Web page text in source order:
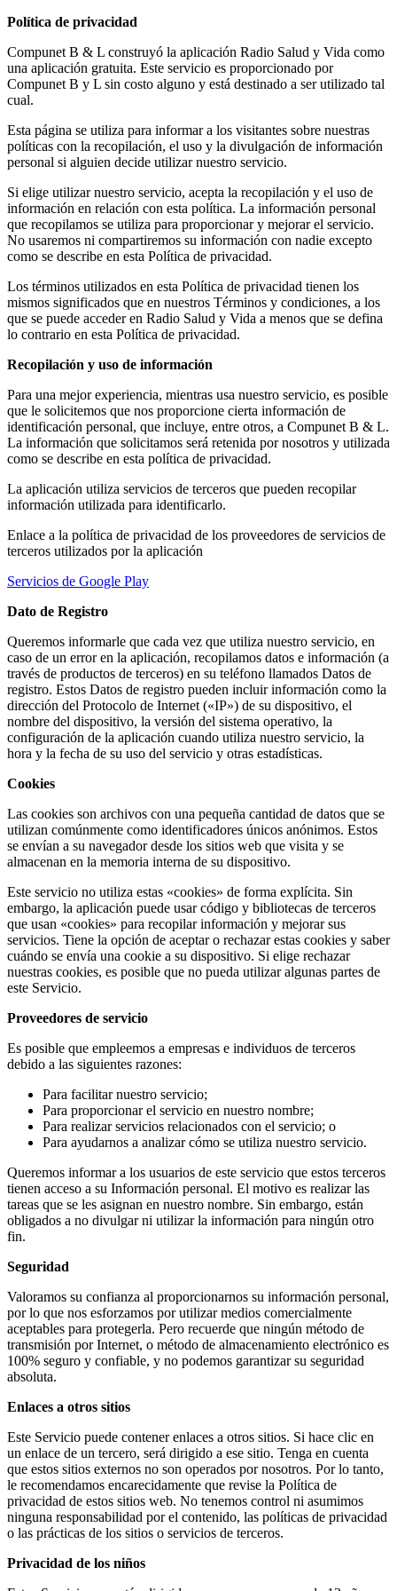
panel
paketleri
panel
panel
panel
panel
panel
panel
panel
panel
panel
panel
panel
panel
panel
panel
satın al
satın al
panel
panel
panel
panel
panel
panel
panel
panel
panel
panel
panel
panel
panel
panel
panel
panel
Panel
oku
Panel
Política de privacidad
Compunet B & L construyó la aplicación Radio Salud y Vida como
una aplicación gratuita. Este servicio es proporcionado por
Compunet B y L sin costo alguno y está destinado a ser utilizado tal
cual.
Esta página se utiliza para informar a los visitantes sobre nuestras
políticas con la recopilación, el uso y la divulgación de información
personal si alguien decide utilizar nuestro servicio.
Si elige utilizar nuestro servicio, acepta la recopilación y el uso de
información en relación con esta política. La información personal
que recopilamos se utiliza para proporcionar y mejorar el servicio.
No usaremos ni compartiremos su información con nadie excepto
como se describe en esta Política de privacidad.
Los términos utilizados en esta Política de privacidad tienen los
mismos significados que en nuestros Términos y condiciones, a los
que se puede acceder en Radio Salud y Vida a menos que se defina
lo contrario en esta Política de privacidad.
Recopilación y uso de información
Para una mejor experiencia, mientras usa nuestro servicio, es posible
que le solicitemos que nos proporcione cierta información de
identificación personal, que incluye, entre otros, a Compunet B & L.
La información que solicitamos será retenida por nosotros y utilizada
como se describe en esta política de privacidad.
La aplicación utiliza servicios de terceros que pueden recopilar
información utilizada para identificarlo.
Enlace a la política de privacidad de los proveedores de servicios de
terceros utilizados por la aplicación
Servicios de Google Play
Dato de Registro
Queremos informarle que cada vez que utiliza nuestro servicio, en
caso de un error en la aplicación, recopilamos datos e información (a
través de productos de terceros) en su teléfono llamados Datos de
registro. Estos Datos de registro pueden incluir información como la
dirección del Protocolo de Internet («IP») de su dispositivo, el
nombre del dispositivo, la versión del sistema operativo, la
configuración de la aplicación cuando utiliza nuestro servicio, la
hora y la fecha de su uso del servicio y otras estadísticas.
Cookies
Las cookies son archivos con una pequeña cantidad de datos que se
utilizan comúnmente como identificadores únicos anónimos. Estos
se envían a su navegador desde los sitios web que visita y se
almacenan en la memoria interna de su dispositivo.
Este servicio no utiliza estas «cookies» de forma explícita. Sin
embargo, la aplicación puede usar código y bibliotecas de terceros
que usan «cookies» para recopilar información y mejorar sus
servicios. Tiene la opción de aceptar o rechazar estas cookies y saber
cuándo se envía una cookie a su dispositivo. Si elige rechazar
nuestras cookies, es posible que no pueda utilizar algunas partes de
este Servicio.
Proveedores de servicio
Es posible que empleemos a empresas e individuos de terceros
debido a las siguientes razones:
Para facilitar nuestro servicio;
Para proporcionar el servicio en nuestro nombre;
Para realizar servicios relacionados con el servicio; o
Para ayudarnos a analizar cómo se utiliza nuestro servicio.
Queremos informar a los usuarios de este servicio que estos terceros
tienen acceso a su Información personal. El motivo es realizar las
tareas que se les asignan en nuestro nombre. Sin embargo, están
obligados a no divulgar ni utilizar la información para ningún otro
fin.
Seguridad
Valoramos su confianza al proporcionarnos su información personal,
por lo que nos esforzamos por utilizar medios comercialmente
aceptables para protegerla. Pero recuerde que ningún método de
transmisión por Internet, o método de almacenamiento electrónico es
100% seguro y confiable, y no podemos garantizar su seguridad
absoluta.
Enlaces a otros sitios
Este Servicio puede contener enlaces a otros sitios. Si hace clic en
un enlace de un tercero, será dirigido a ese sitio. Tenga en cuenta
que estos sitios externos no son operados por nosotros. Por lo tanto,
le recomendamos encarecidamente que revise la Política de
privacidad de estos sitios web. No tenemos control ni asumimos
ninguna responsabilidad por el contenido, las políticas de privacidad
o las prácticas de los sitios o servicios de terceros.
Privacidad de los niños